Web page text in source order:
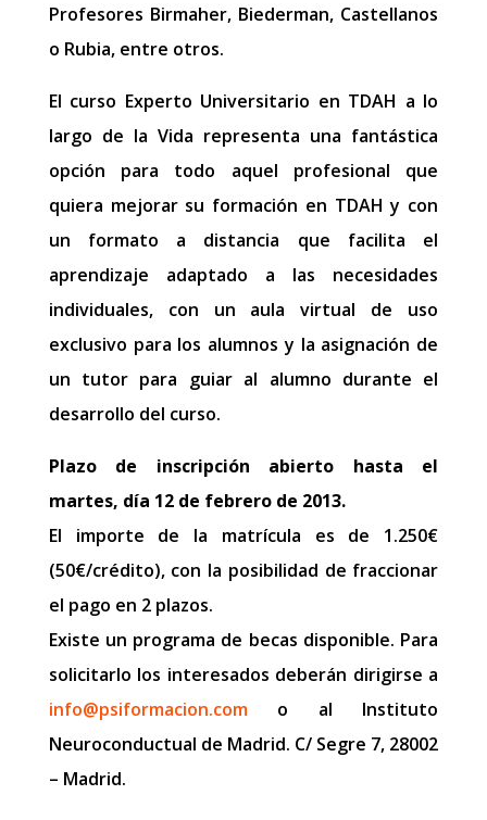
Profesores Birmaher, Biederman, Castellanos
o Rubia, entre otros.
El curso Experto Universitario en TDAH a lo
largo de la Vida representa una fantástica
opción para todo aquel profesional que
quiera mejorar su formación en TDAH y con
un formato a distancia que facilita el
aprendizaje adaptado a las necesidades
individuales, con un aula virtual de uso
exclusivo para los alumnos y la asignación de
un tutor para guiar al alumno durante el
desarrollo del curso.
Plazo de inscripción abierto hasta el
martes, día 12 de febrero de 2013.
El importe de la matrícula es de 1.250€
(50€/crédito), con la posibilidad de fraccionar
el pago en 2 plazos.
Existe un programa de becas disponible. Para
solicitarlo los interesados deberán dirigirse a
info@psiformacion.como al Instituto
Neuroconductual de Madrid. C/ Segre 7, 28002
– Madrid.